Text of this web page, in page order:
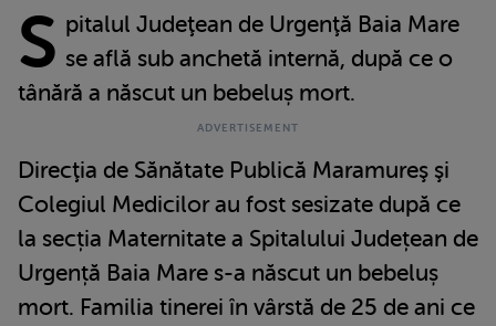
S pitalul Judeţean de Urgenţă Baia Mare
se află sub anchetă internă, după ce o
tânără a născut un bebeluș mort.
Direcţia de Sănătate Publică Maramureş şi
Colegiul Medicilor au fost sesizate după ce
la secția Maternitate a Spitalului Județean de
Urgență Baia Mare s-a născut un bebeluș
mort. Familia tinerei în vârstă de 25 de ani ce